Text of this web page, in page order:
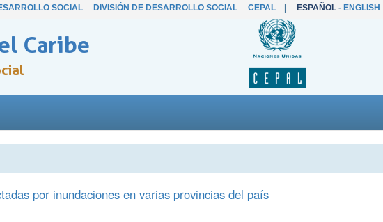
SOCIAL DIVISIÓN DE DESARROLLO SOCIAL CEPAL| ESPAÑOL- ENGLISH
Caribe
por inundaciones en varias provincias del país